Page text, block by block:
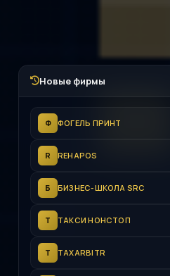
Новые фирмы
Ф ФОГЕЛЬ ПРИНТ
R REHAPOS
Б БИЗНЕС-ШКОЛА SRC
Т ТАКСИ НОНСТОП
T TAXARBITR